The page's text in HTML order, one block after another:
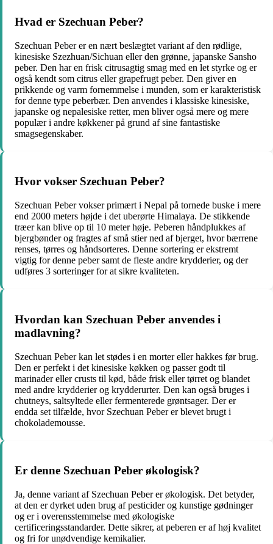
Hvad er Szechuan Peber?
Szechuan Peber er en nært beslægtet variant af den rødlige,
kinesiske Szezhuan/Sichuan eller den grønne, japanske Sansho
peber. Den har en frisk citrusagtig smag med en let styrke og er
også kendt som citrus eller grapefrugt peber. Den giver en
prikkende og varm fornemmelse i munden, som er karakteristisk
for denne type peberbær. Den anvendes i klassiske kinesiske,
japanske og nepalesiske retter, men bliver også mere og mere
populær i andre køkkener på grund af sine fantastiske
smagsegenskaber.
Hvor vokser Szechuan Peber?
Szechuan Peber vokser primært i Nepal på tornede buske i mere
end 2000 meters højde i det uberørte Himalaya. De stikkende
træer kan blive op til 10 meter høje. Peberen håndplukkes af
bjergbønder og fragtes af små stier ned af bjerget, hvor bærrene
renses, tørres og håndsorteres. Denne sortering er ekstremt
vigtig for denne peber samt de fleste andre krydderier, og der
udføres 3 sorteringer for at sikre kvaliteten.
Hvordan kan Szechuan Peber anvendes i
madlavning?
Szechuan Peber kan let stødes i en morter eller hakkes før brug.
Den er perfekt i det kinesiske køkken og passer godt til
marinader eller crusts til kød, både frisk eller tørret og blandet
med andre krydderier og krydderurter. Den kan også bruges i
chutneys, saltsyltede eller fermenterede grøntsager. Der er
endda set tilfælde, hvor Szechuan Peber er blevet brugt i
chokolademousse.
Er denne Szechuan Peber økologisk?
Ja, denne variant af Szechuan Peber er økologisk. Det betyder,
at den er dyrket uden brug af pesticider og kunstige gødninger
og er i overensstemmelse med økologiske
certificeringsstandarder. Dette sikrer, at peberen er af høj kvalitet
og fri for unødvendige kemikalier.